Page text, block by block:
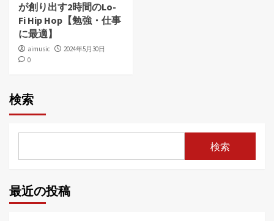
が創り出す2時間のLo-
Fi Hip Hop【勉強・仕事
に最適】
aimusic
2024年5月30日
0
検索
検索
最近の投稿